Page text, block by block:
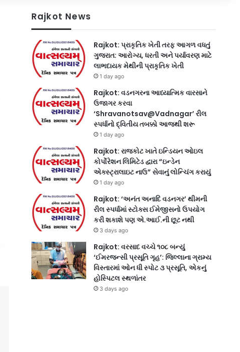
Rajkot News
Rajkot: પ્રાકૃતિક ખેતી તરફ આગળ વધતું
ગુજરાત: આરોગ્ય, ધરતી અને પર્યાવરણ માટે
લાભદાયક મેથીની પ્રાકૃતિક ખેતી
1 day ago
Rajkot: વડનગરના આધ્યાત્મિક વારસાને
ઉજાગર કરવા
‘Shravanotsav@Vadnagar’ રીલ
સ્પર્ધાનો દ્વિતીય તબક્કો આજથી શરૂ
1 day ago
Rajkot: રાજકોટ ખાતે ઇન્ડિયન ઓઇલ
કોર્પોરેશન લિમિટેડ દ્વારા “ઇન્ડેન
એક્સ્ટ્રાલાઇટ નાઉ” સેવાનું લોન્ચિંગ કરાયું
1 day ago
Rajkot: ‘અનંત અનાદિ વડનગર’ થીમની
રીલ સ્પર્ધામાં સ્ટોક્સ ઈમેજીસનો ઉપયોગ
કરી શકાશે પણ એ.આઈ.ની છૂટ નથી
3 days ago
Rajkot: વરસાદ વચ્ચે ૧૦૮ બન્યું
‘ઈમરજન્સી પ્રસૂતિ ગૃહ’: જિલ્લાના ગ્રામ્ય
વિસ્તારમાં ઓન ધી સ્પોટ ૩ પ્રસૂતિ, એકનું
હોસ્પિટલ સ્થળાંતર
3 days ago